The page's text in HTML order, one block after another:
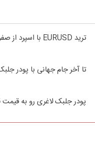
ترید EURUSD با اسپرد از صفر پیپ
تا آخر جام جهانی با پودر جلبک7 کیلو لاغر
پودر جلبک لاغری رو به